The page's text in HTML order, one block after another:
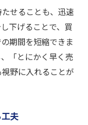
せることも、迅速
下げることで、買
期間を短縮できま
「とにかく早く売
野に入れることが
夫